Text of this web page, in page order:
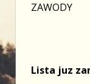
ZAWODY
Lista juz